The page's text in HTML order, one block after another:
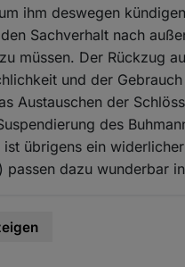
ihm deswegen
Sachverhalt nach
müssen. Der Rückzug
und der
Austauschen der
des
ist übrigens ein widerlicher
passen dazu wunderbar